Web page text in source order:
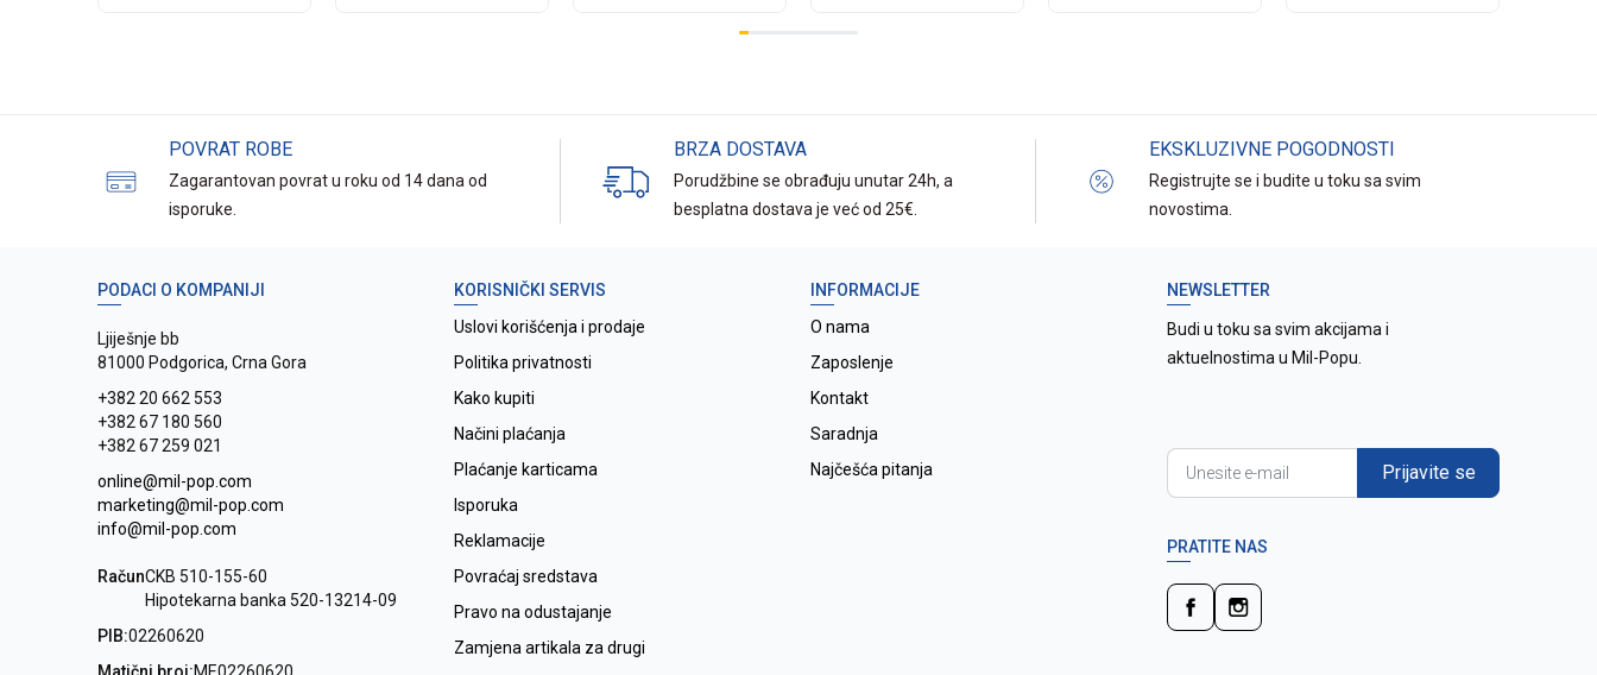
POVRAT ROBE
Zagarantovan povrat u roku od 14 dana od
isporuke.
BRZA DOSTAVA
Porudžbine se obrađuju unutar 24h, a
besplatna dostava je već od 25€.
EKSKLUZIVNE POGODNOSTI
Registrujte se i budite u toku sa svim
novostima.
PODACI O KOMPANIJI
Ljiješnje bb
81000 Podgorica, Crna Gora
+382 20 662 553
+382 67 180 560
+382 67 259 021
online@mil-pop.com
marketing@mil-pop.com
info@mil-pop.com
RačunCKB 510-155-60
Hipotekarna banka 520-13214-09
PIB:02260620
KORISNIČKI SERVIS
Uslovi korišćenja i prodaje
Politika privatnosti
Kako kupiti
Načini plaćanja
Plaćanje karticama
Isporuka
Reklamacije
Povraćaj sredstava
Pravo na odustajanje
Zamjena artikala za drugi
INFORMACIJE
O nama
Zaposlenje
Kontakt
Saradnja
Najčešća pitanja
NEWSLETTER
Budi u toku sa svim akcijama i
aktuelnostima u Mil-Popu.
Prijavite se
PRATITE NAS